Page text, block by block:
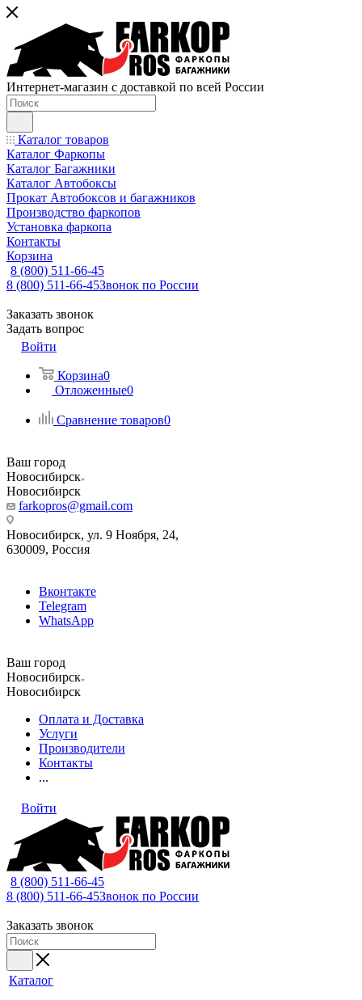
Интернет-магазин с доставкой по всей России
Каталог товаров
Каталог Фаркопы
Каталог Багажники
Каталог Автобоксы
Прокат Автобоксов и багажников
Производство фаркопов
Установка фаркопа
Контакты
Корзина
8 (800) 511-66-45
8 (800) 511-66-45Звонок по России
Заказать звонок
Задать вопрос
Войти
Корзина0
Отложенные0
Сравнение товаров0
Ваш город
Новосибирск
Новосибирск
farkopros@gmail.com
Новосибирск, ул. 9 Ноября, 24,
630009, Россия
Вконтакте
Telegram
WhatsApp
Ваш город
Новосибирск
Новосибирск
Оплата и Доставка
Услуги
Производители
Контакты
...
Войти
8 (800) 511-66-45
8 (800) 511-66-45Звонок по России
Заказать звонок
Каталог